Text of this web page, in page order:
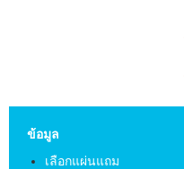
ข้อมูล
เลือกแผ่นแถม